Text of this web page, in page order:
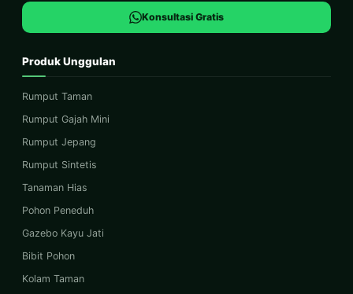
Konsultasi Gratis
Produk Unggulan
Rumput Taman
Rumput Gajah Mini
Rumput Jepang
Rumput Sintetis
Tanaman Hias
Pohon Peneduh
Gazebo Kayu Jati
Bibit Pohon
Kolam Taman